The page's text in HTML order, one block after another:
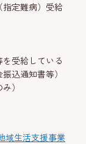
定難病）受給
受給している
込通知書等）
）
域生活支援事業